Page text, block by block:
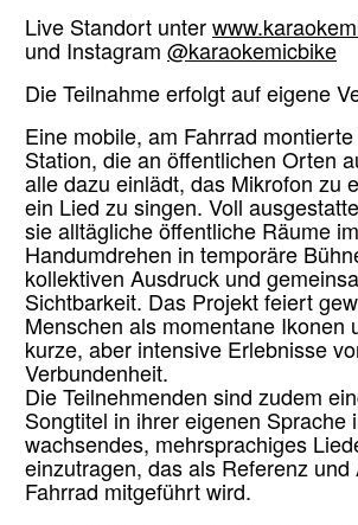
Live Standort unter
und Instagram @karaokemicbike
Die Teilnahme erfolgt auf eigene
Eine mobile, am Fahrrad
Station, die an öffentlichen Orten
alle dazu einlädt, das Mikrofon zu
ein Lied zu singen. Voll
sie alltägliche öffentliche Räume im
Handumdrehen in temporäre
kollektiven Ausdruck und
Sichtbarkeit. Das Projekt feiert
Menschen als momentane Ikonen
kurze, aber intensive Erlebnisse
Verbundenheit.
Die Teilnehmenden sind zudem
Songtitel in ihrer eigenen Sprache
wachsendes, mehrsprachiges
einzutragen, das als Referenz und
Fahrrad mitgeführt wird.